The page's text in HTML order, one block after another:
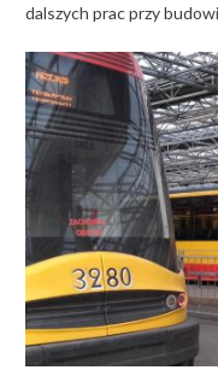
dalszych prac przy